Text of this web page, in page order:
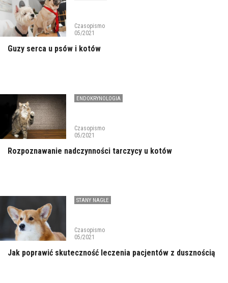
Czasopismo
05/2021
Guzy serca u psów i kotów
ENDOKRYNOLOGIA
Czasopismo
05/2021
Rozpoznawanie nadczynności tarczycy u kotów
STANY NAGŁE
Czasopismo
05/2021
Jak poprawić skuteczność leczenia pacjentów z dusznością